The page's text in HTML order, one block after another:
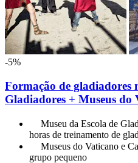
-5%
Formação de gladiadores
Gladiadores + Museus do
Museu da Escola de
horas de treinamento de
Museus do Vaticano e
grupo pequeno